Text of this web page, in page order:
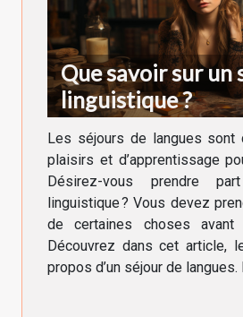
Que savoir sur un
linguistique ?
Les séjours de langues sont
plaisirs et d’apprentissage
Désirez-vous prendre
linguistique ? Vous devez
de certaines choses avant
Découvrez dans cet article,
propos d’un séjour de langues.